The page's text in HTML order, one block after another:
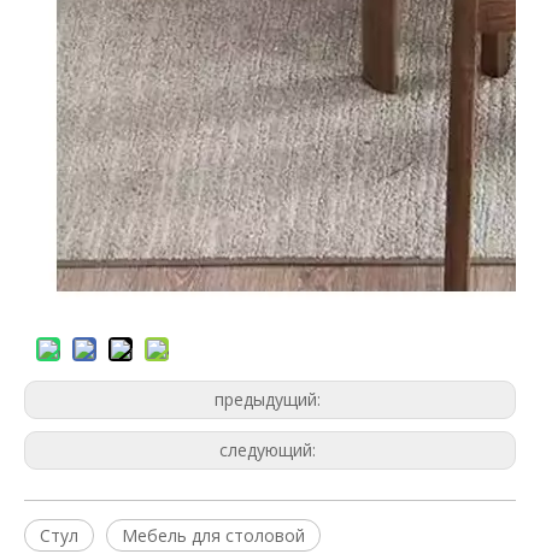
предыдущий:
следующий:
Стул
Мебель для столовой